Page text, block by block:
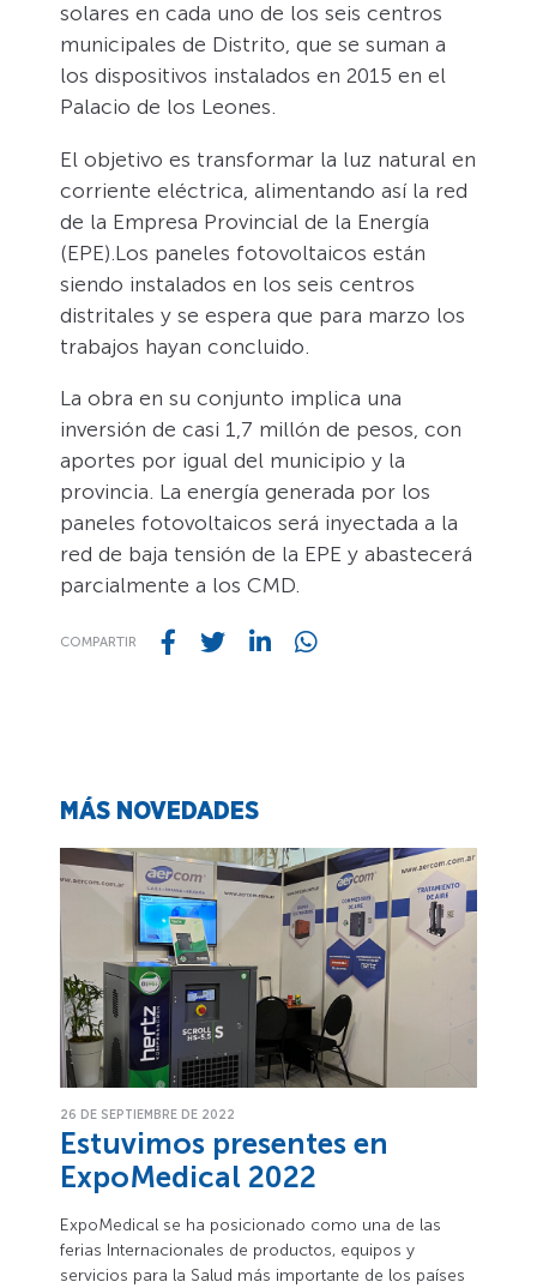
solares en cada uno de los seis centros
municipales de Distrito, que se suman a
los dispositivos instalados en 2015 en el
Palacio de los Leones.
El objetivo es transformar la luz natural en
corriente eléctrica, alimentando así la red
de la Empresa Provincial de la Energía
(EPE).Los paneles fotovoltaicos están
siendo instalados en los seis centros
distritales y se espera que para marzo los
trabajos hayan concluido.
La obra en su conjunto implica una
inversión de casi 1,7 millón de pesos, con
aportes por igual del municipio y la
provincia. La energía generada por los
paneles fotovoltaicos será inyectada a la
red de baja tensión de la EPE y abastecerá
parcialmente a los CMD.
COMPARTIR
MÁS NOVEDADES
26 DE SEPTIEMBRE DE 2022
Estuvimos presentes en
ExpoMedical 2022
ExpoMedical se ha posicionado como una de las
ferias Internacionales de productos, equipos y
servicios para la Salud más importante de los países